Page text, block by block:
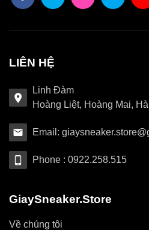
LIÊN HỆ
Linh Đàm
Hoàng Liệt, Hoàng Mai,
Email:
Phone : 0922.258.515
GiaySneaker.Store
Về chúng tôi